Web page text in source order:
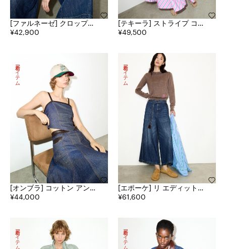
[ファルネーゼ] クロップド
ストライプ コットン シャ
¥42,900
[テキーラ] ストライプ コッ
トン ポプリン スカート
¥49,500
[オンブラ] コットン アンド
リネン デニム トップ
¥44,000
新着アイテム
[エポーケ] リ エディット
ロング バミューダ ジーン
¥61,600
新着アイテム
新着アイテム 新着アイテム